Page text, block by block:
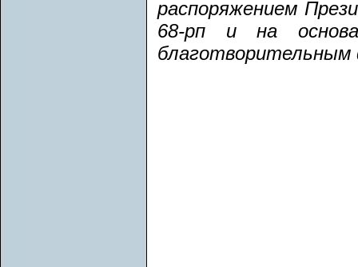
распоряжением
68-рп и на
благотворительным